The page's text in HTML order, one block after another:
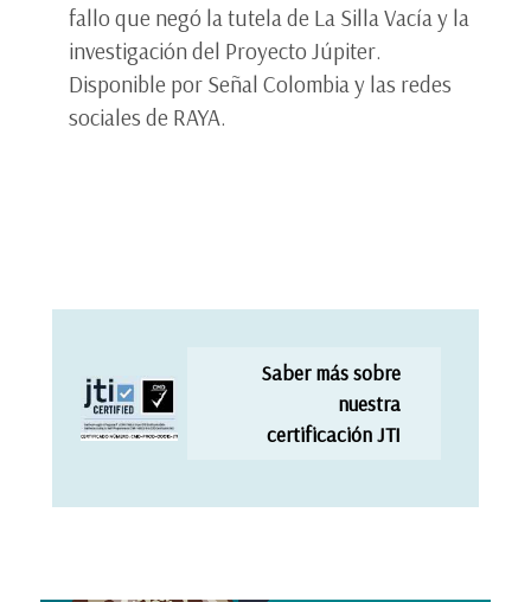
fallo que negó la tutela de La Silla Vacía y la
investigación del Proyecto Júpiter.
Disponible por Señal Colombia y las redes
sociales de RAYA.
Saber más sobre
nuestra
certificación JTI